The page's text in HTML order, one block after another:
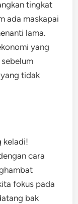
tingkat
ada maskapai
lama.
yang
tidak
keladi!
cara
fokus pada
bak